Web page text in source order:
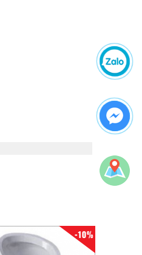
-10%